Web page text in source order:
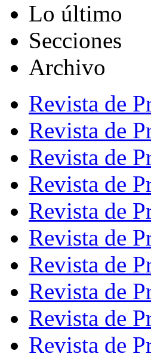
Lo último
Secciones
Archivo
Revista de
Revista de
Revista de
Revista de
Revista de
Revista de
Revista de
Revista de
Revista de
Revista de